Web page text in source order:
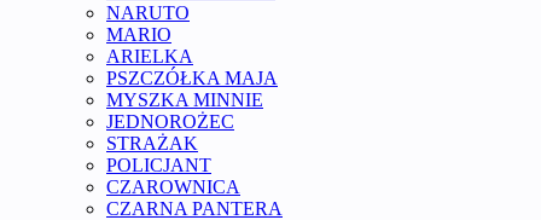
NARUTO
MARIO
ARIELKA
PSZCZÓŁKA MAJA
MYSZKA MINNIE
JEDNOROŻEC
STRAŻAK
POLICJANT
CZAROWNICA
CZARNA PANTERA